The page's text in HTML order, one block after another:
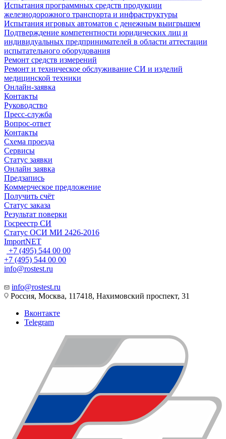
Испытания программных средств продукции
железнодорожного транспорта и инфраструктуры
Испытания игровых автоматов с денежным выигрышем
Подтверждение компетентности юридических лиц и
индивидуальных предпринимателей в области аттестации
испытательного оборудования
Ремонт средств измерений
Ремонт и техническое обслуживание СИ и изделий
медицинской техники
Онлайн-заявка
Контакты
Руководство
Пресс-служба
Вопрос-ответ
Контакты
Схема проезда
Сервисы
Статус заявки
Онлайн заявка
Предзапись
Коммерческое предложение
Получить счёт
Статус заказа
Результат поверки
Госреестр СИ
Статус ОСИ МИ 2426-2016
ImportNET
+7 (495) 544 00 00
+7 (495) 544 00 00
info@rostest.ru
info@rostest.ru
Россия, Москва, 117418, Нахимовский проспект, 31
Вконтакте
Telegram